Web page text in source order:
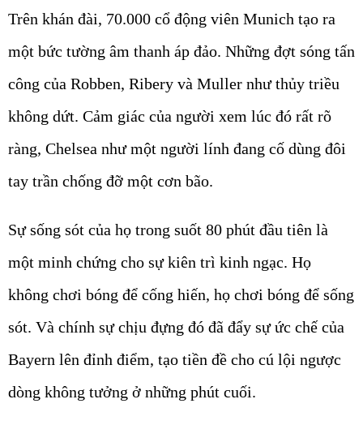
Trên khán đài, 70.000 cổ động viên Munich tạo ra
một bức tường âm thanh áp đảo. Những đợt sóng tấn
công của Robben, Ribery và Muller như thủy triều
không dứt. Cảm giác của người xem lúc đó rất rõ
ràng, Chelsea như một người lính đang cố dùng đôi
tay trần chống đỡ một cơn bão.
Sự sống sót của họ trong suốt 80 phút đầu tiên là
một minh chứng cho sự kiên trì kinh ngạc. Họ
không chơi bóng để cống hiến, họ chơi bóng để sống
sót. Và chính sự chịu đựng đó đã đẩy sự ức chế của
Bayern lên đỉnh điểm, tạo tiền đề cho cú lội ngược
dòng không tưởng ở những phút cuối.